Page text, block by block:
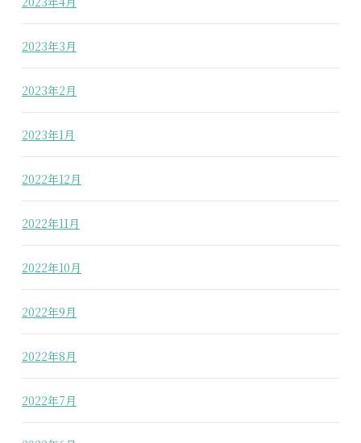
2023年3月
2023年2月
2023年1月
2022年12月
2022年11月
2022年10月
2022年9月
2022年8月
2022年7月